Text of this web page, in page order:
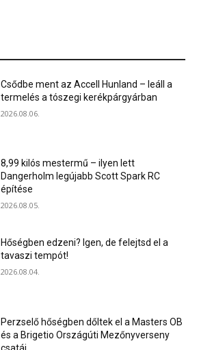
Csődbe ment az Accell Hunland – leáll a
termelés a tószegi kerékpárgyárban
2026.08.06.
8,99 kilós mestermű – ilyen lett
Dangerholm legújabb Scott Spark RC
építése
2026.08.05.
Hőségben edzeni? Igen, de felejtsd el a
tavaszi tempót!
2026.08.04.
Perzselő hőségben dőltek el a Masters OB
és a Brigetio Országúti Mezőnyverseny
csatái